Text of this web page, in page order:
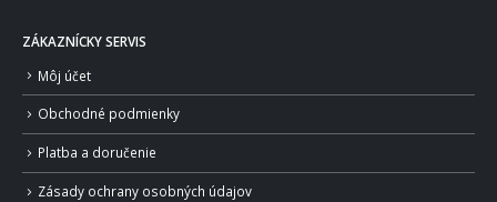
ZÁKAZNÍCKY SERVIS
Môj účet
Obchodné podmienky
Platba a doručenie
Zásady ochrany osobných údajov